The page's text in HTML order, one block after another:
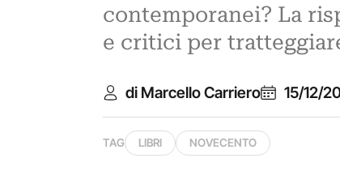
contemporanei? La
e critici per
di Marcello Carriero 15/12/
TAG LIBRI NOVECENTO